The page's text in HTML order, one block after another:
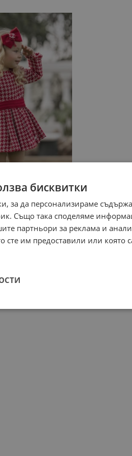
бисквитки
за да персонализираме
Също така споделяме
партньори за реклама и
сте им предоставили или която